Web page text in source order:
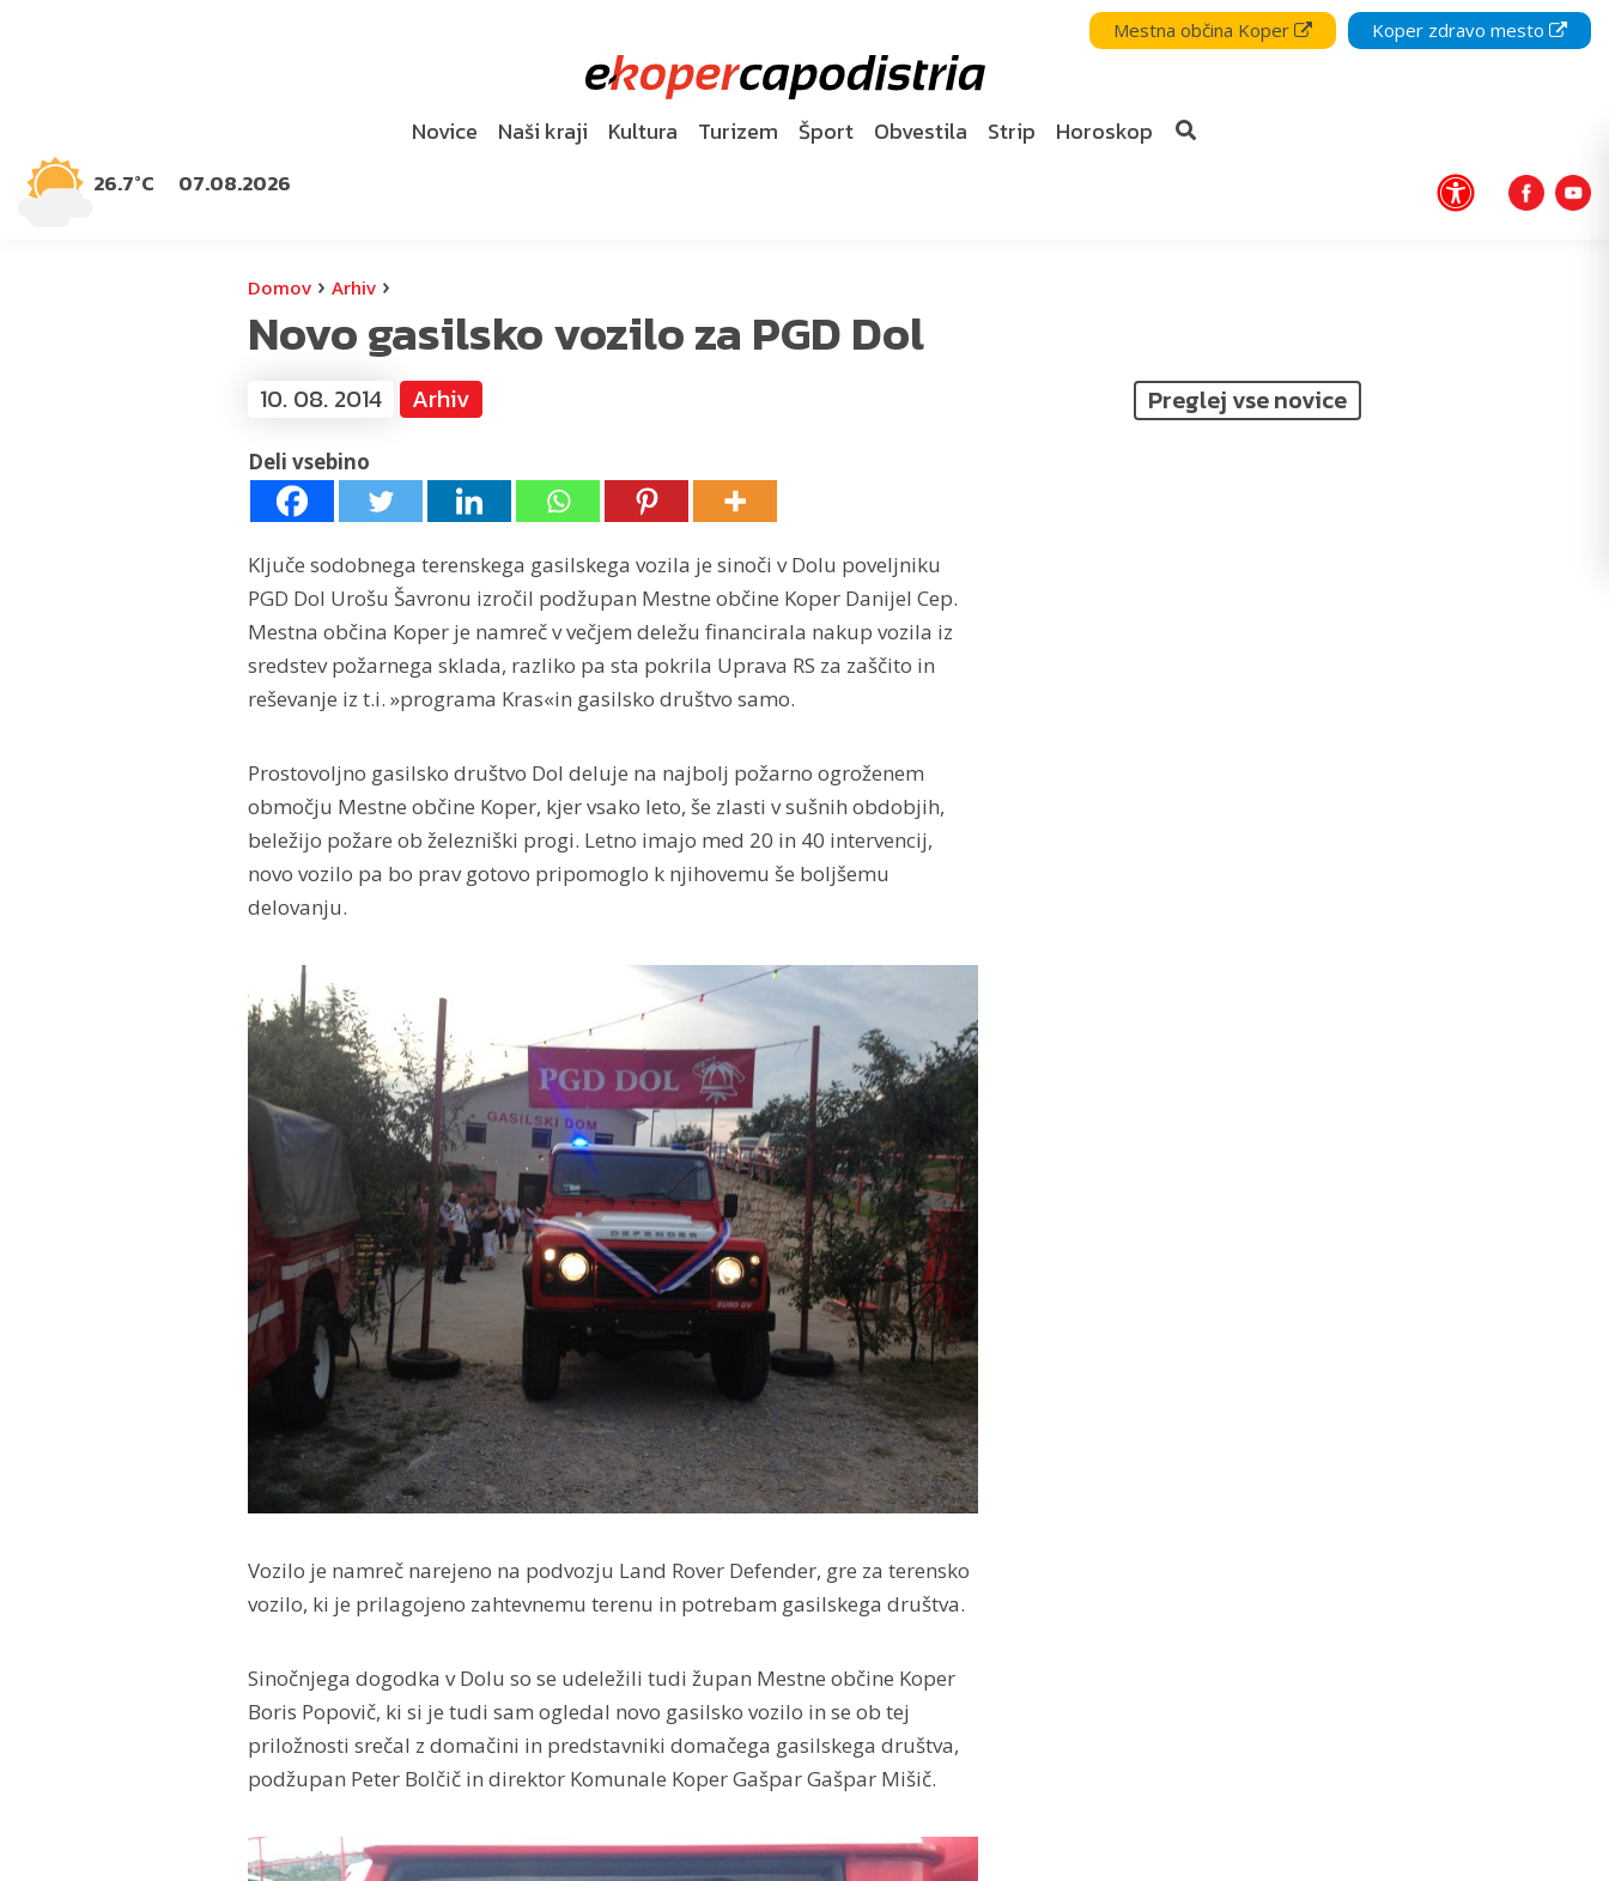
Mestna občina Koper Koper zdravo mesto
26.7°C 07.08.2026
Novice Naši kraji Kultura Turizem Šport Obvestila Strip Horoskop
Domov › Arhiv ›
Novo gasilsko vozilo za PGD Dol
10. 08. 2014 Arhiv Preglej vse novice
Deli vsebino
Ključe sodobnega terenskega gasilskega vozila je sinoči v Dolu poveljniku
PGD Dol Urošu Šavronu izročil podžupan Mestne občine Koper Danijel Cep.
Mestna občina Koper je namreč v večjem deležu financirala nakup vozila iz
sredstev požarnega sklada, razliko pa sta pokrila Uprava RS za zaščito in
reševanje iz t.i. »programa Kras«in gasilsko društvo samo.
Prostovoljno gasilsko društvo Dol deluje na najbolj požarno ogroženem
območju Mestne občine Koper, kjer vsako leto, še zlasti v sušnih obdobjih,
beležijo požare ob železniški progi. Letno imajo med 20 in 40 intervencij,
novo vozilo pa bo prav gotovo pripomoglo k njihovemu še boljšemu
delovanju.
Vozilo je namreč narejeno na podvozju Land Rover Defender, gre za terensko
vozilo, ki je prilagojeno zahtevnemu terenu in potrebam gasilskega društva.
Sinočnjega dogodka v Dolu so se udeležili tudi župan Mestne občine Koper
Boris Popovič, ki si je tudi sam ogledal novo gasilsko vozilo in se ob tej
priložnosti srečal z domačini in predstavniki domačega gasilskega društva,
podžupan Peter Bolčič in direktor Komunale Koper Gašpar Gašpar Mišič.